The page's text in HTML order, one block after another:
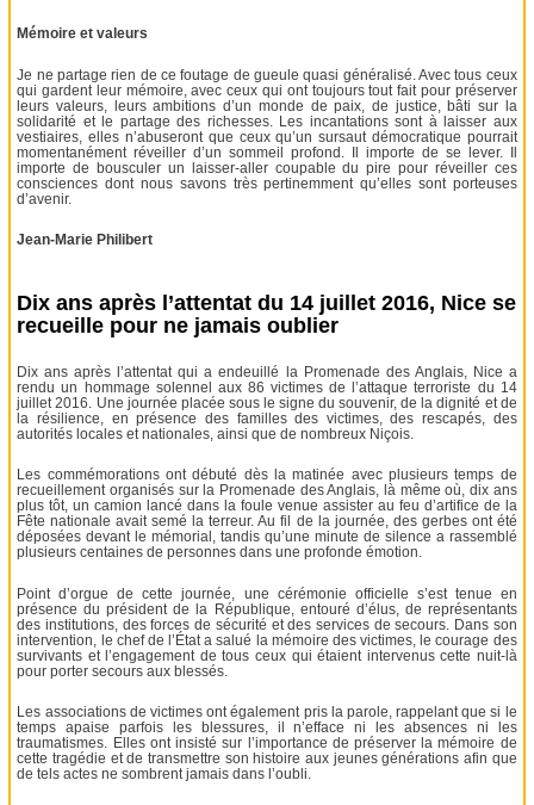
Mémoire et valeurs
Je ne partage rien de ce foutage de gueule quasi généralisé. Avec tous ceux
qui gardent leur mémoire, avec ceux qui ont toujours tout fait pour préserver
leurs valeurs, leurs ambitions d’un monde de paix, de justice, bâti sur la
solidarité et le partage des richesses. Les incantations sont à laisser aux
vestiaires, elles n’abuseront que ceux qu’un sursaut démocratique pourrait
momentanément réveiller d’un sommeil profond. Il importe de se lever. Il
importe de bousculer un laisser-aller coupable du pire pour réveiller ces
consciences dont nous savons très pertinemment qu’elles sont porteuses
d’avenir.
Jean-Marie Philibert
Dix ans après l’attentat du 14 juillet 2016, Nice se
recueille pour ne jamais oublier
Dix ans après l’attentat qui a endeuillé la Promenade des Anglais, Nice a
rendu un hommage solennel aux 86 victimes de l’attaque terroriste du 14
juillet 2016. Une journée placée sous le signe du souvenir, de la dignité et de
la résilience, en présence des familles des victimes, des rescapés, des
autorités locales et nationales, ainsi que de nombreux Niçois.
Les commémorations ont débuté dès la matinée avec plusieurs temps de
recueillement organisés sur la Promenade des Anglais, là même où, dix ans
plus tôt, un camion lancé dans la foule venue assister au feu d’artifice de la
Fête nationale avait semé la terreur. Au fil de la journée, des gerbes ont été
déposées devant le mémorial, tandis qu’une minute de silence a rassemblé
plusieurs centaines de personnes dans une profonde émotion.
Point d’orgue de cette journée, une cérémonie officielle s’est tenue en
présence du président de la République, entouré d’élus, de représentants
des institutions, des forces de sécurité et des services de secours. Dans son
intervention, le chef de l’État a salué la mémoire des victimes, le courage des
survivants et l’engagement de tous ceux qui étaient intervenus cette nuit-là
pour porter secours aux blessés.
Les associations de victimes ont également pris la parole, rappelant que si le
temps apaise parfois les blessures, il n’efface ni les absences ni les
traumatismes. Elles ont insisté sur l’importance de préserver la mémoire de
cette tragédie et de transmettre son histoire aux jeunes générations afin que
de tels actes ne sombrent jamais dans l’oubli.